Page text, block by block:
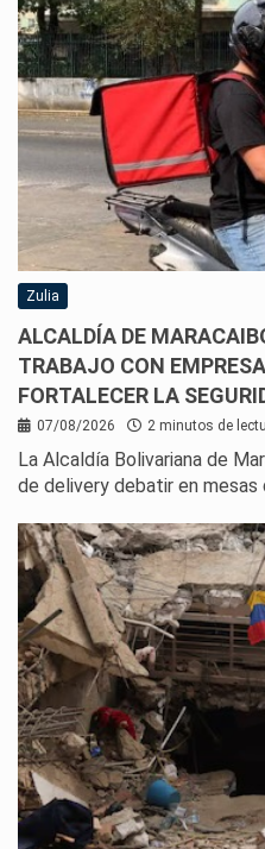
Zulia
ALCALDÍA DE
TRABAJO CON
FORTALECER LA
07/08/2026 2 minutos de
La Alcaldía Bolivariana de
de delivery debatir en mesas